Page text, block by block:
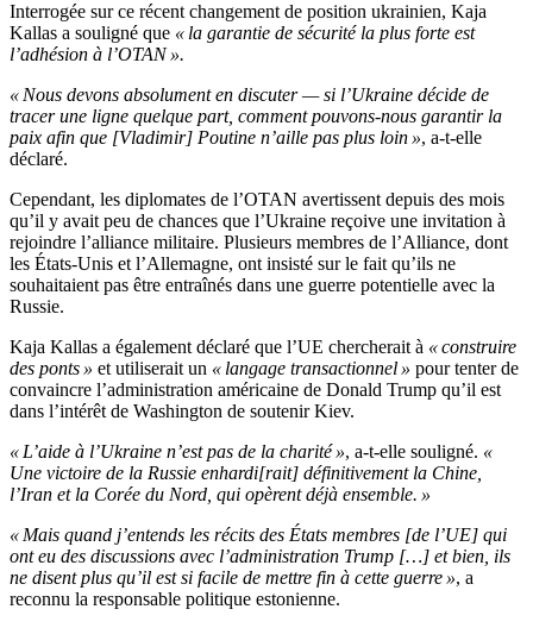
Interrogée sur ce récent changement de position ukrainien, Kaja
Kallas a souligné que « la garantie de sécurité la plus forte est
l’adhésion à l’OTAN ».
« Nous devons absolument en discuter — si l’Ukraine décide de
tracer une ligne quelque part, comment pouvons-nous garantir la
paix afin que [Vladimir] Poutine n’aille pas plus loin », a-t-elle
déclaré.
Cependant, les diplomates de l’OTAN avertissent depuis des mois
qu’il y avait peu de chances que l’Ukraine reçoive une invitation à
rejoindre l’alliance militaire. Plusieurs membres de l’Alliance, dont
les États-Unis et l’Allemagne, ont insisté sur le fait qu’ils ne
souhaitaient pas être entraînés dans une guerre potentielle avec la
Russie.
Kaja Kallas a également déclaré que l’UE chercherait à « construire
des ponts » et utiliserait un « langage transactionnel » pour tenter de
convaincre l’administration américaine de Donald Trump qu’il est
dans l’intérêt de Washington de soutenir Kiev.
« L’aide à l’Ukraine n’est pas de la charité », a-t-elle souligné. «
Une victoire de la Russie enhardi[rait] définitivement la Chine,
l’Iran et la Corée du Nord, qui opèrent déjà ensemble. »
« Mais quand j’entends les récits des États membres [de l’UE] qui
ont eu des discussions avec l’administration Trump […] et bien, ils
ne disent plus qu’il est si facile de mettre fin à cette guerre », a
reconnu la responsable politique estonienne.